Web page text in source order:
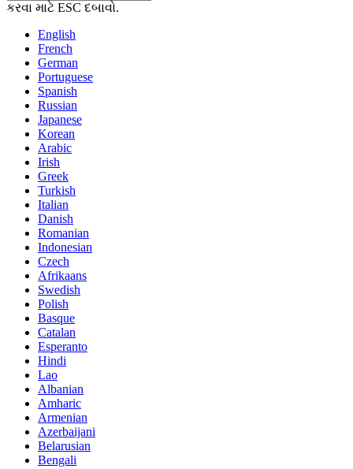
કરવા માટે ESC દબાવો.
English
French
German
Portuguese
Spanish
Russian
Japanese
Korean
Arabic
Irish
Greek
Turkish
Italian
Danish
Romanian
Indonesian
Czech
Afrikaans
Swedish
Polish
Basque
Catalan
Esperanto
Hindi
Lao
Albanian
Amharic
Armenian
Azerbaijani
Belarusian
Bengali